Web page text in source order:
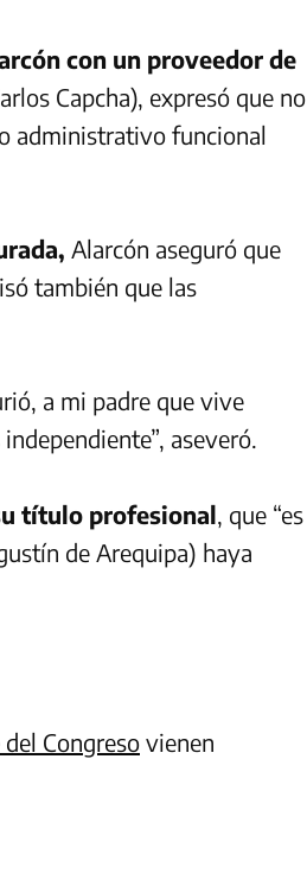
con un proveedor de
Capcha), expresó que no
administrativo funcional
Alarcón aseguró que
también que las
a mi padre que vive
aseveró.
título profesional, que “es
de Arequipa) haya
Congresovienen